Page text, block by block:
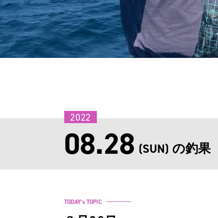
08.28 (SUN) の釣果
2022
TODAY’s TOPIC